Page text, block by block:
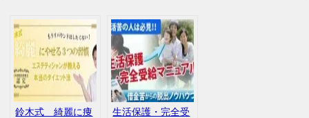
鈴木式 綺麗に痩
生活保護・完全受